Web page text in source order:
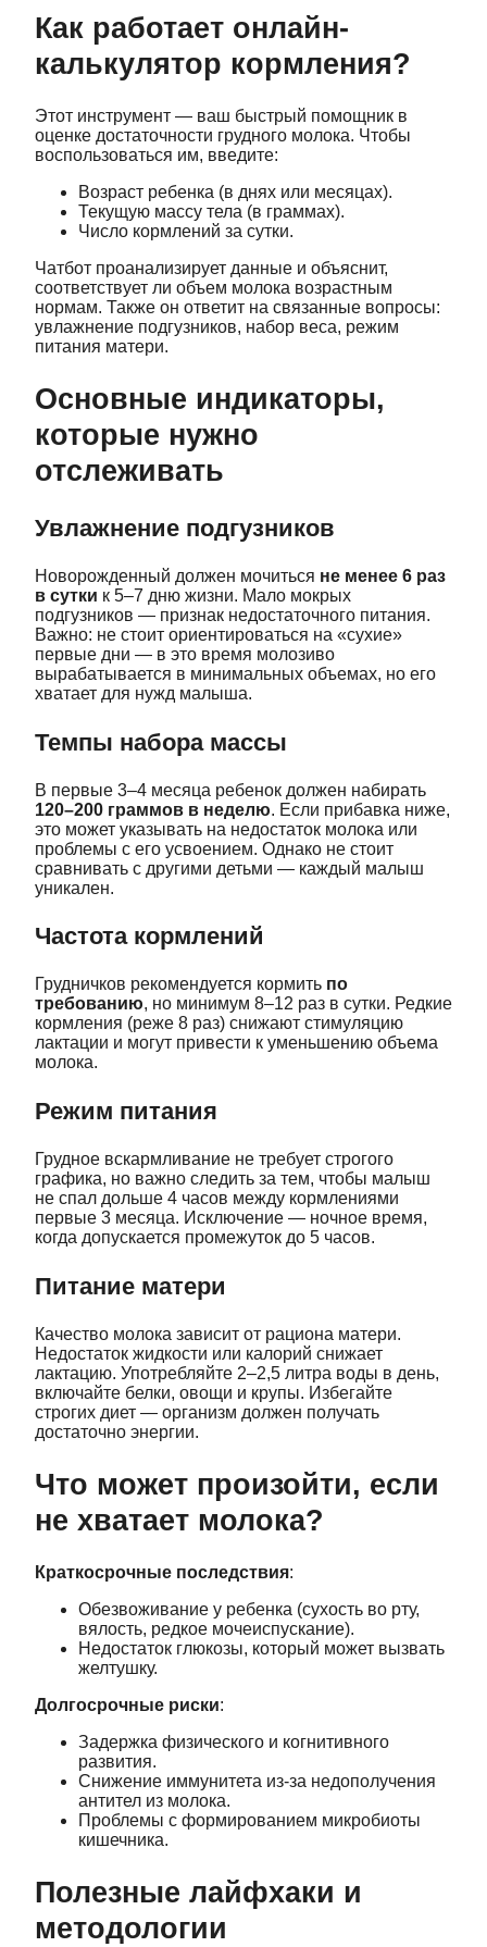
Как работает онлайн-
калькулятор кормления?
Этот инструмент — ваш быстрый помощник в
оценке достаточности грудного молока. Чтобы
воспользоваться им, введите:
Возраст ребенка (в днях или месяцах).
Текущую массу тела (в граммах).
Число кормлений за сутки.
Чатбот проанализирует данные и объяснит,
соответствует ли объем молока возрастным
нормам. Также он ответит на связанные вопросы:
увлажнение подгузников, набор веса, режим
питания матери.
Основные индикаторы,
которые нужно
отслеживать
Увлажнение подгузников
Новорожденный должен мочиться не менее 6 раз
в сутки к 5–7 дню жизни. Мало мокрых
подгузников — признак недостаточного питания.
Важно: не стоит ориентироваться на «сухие»
первые дни — в это время молозиво
вырабатывается в минимальных объемах, но его
хватает для нужд малыша.
Темпы набора массы
В первые 3–4 месяца ребенок должен набирать
120–200 граммов в неделю. Если прибавка ниже,
это может указывать на недостаток молока или
проблемы с его усвоением. Однако не стоит
сравнивать с другими детьми — каждый малыш
уникален.
Частота кормлений
Грудничков рекомендуется кормить по
требованию, но минимум 8–12 раз в сутки. Редкие
кормления (реже 8 раз) снижают стимуляцию
лактации и могут привести к уменьшению объема
молока.
Режим питания
Грудное вскармливание не требует строгого
графика, но важно следить за тем, чтобы малыш
не спал дольше 4 часов между кормлениями
первые 3 месяца. Исключение — ночное время,
когда допускается промежуток до 5 часов.
Питание матери
Качество молока зависит от рациона матери.
Недостаток жидкости или калорий снижает
лактацию. Употребляйте 2–2,5 литра воды в день,
включайте белки, овощи и крупы. Избегайте
строгих диет — организм должен получать
достаточно энергии.
Что может произойти, если
не хватает молока?
Краткосрочные последствия:
Обезвоживание у ребенка (сухость во рту,
вялость, редкое мочеиспускание).
Недостаток глюкозы, который может вызвать
желтушку.
Долгосрочные риски:
Задержка физического и когнитивного
развития.
Снижение иммунитета из-за недополучения
антител из молока.
Проблемы с формированием микробиоты
кишечника.
Полезные лайфхаки и
методологии